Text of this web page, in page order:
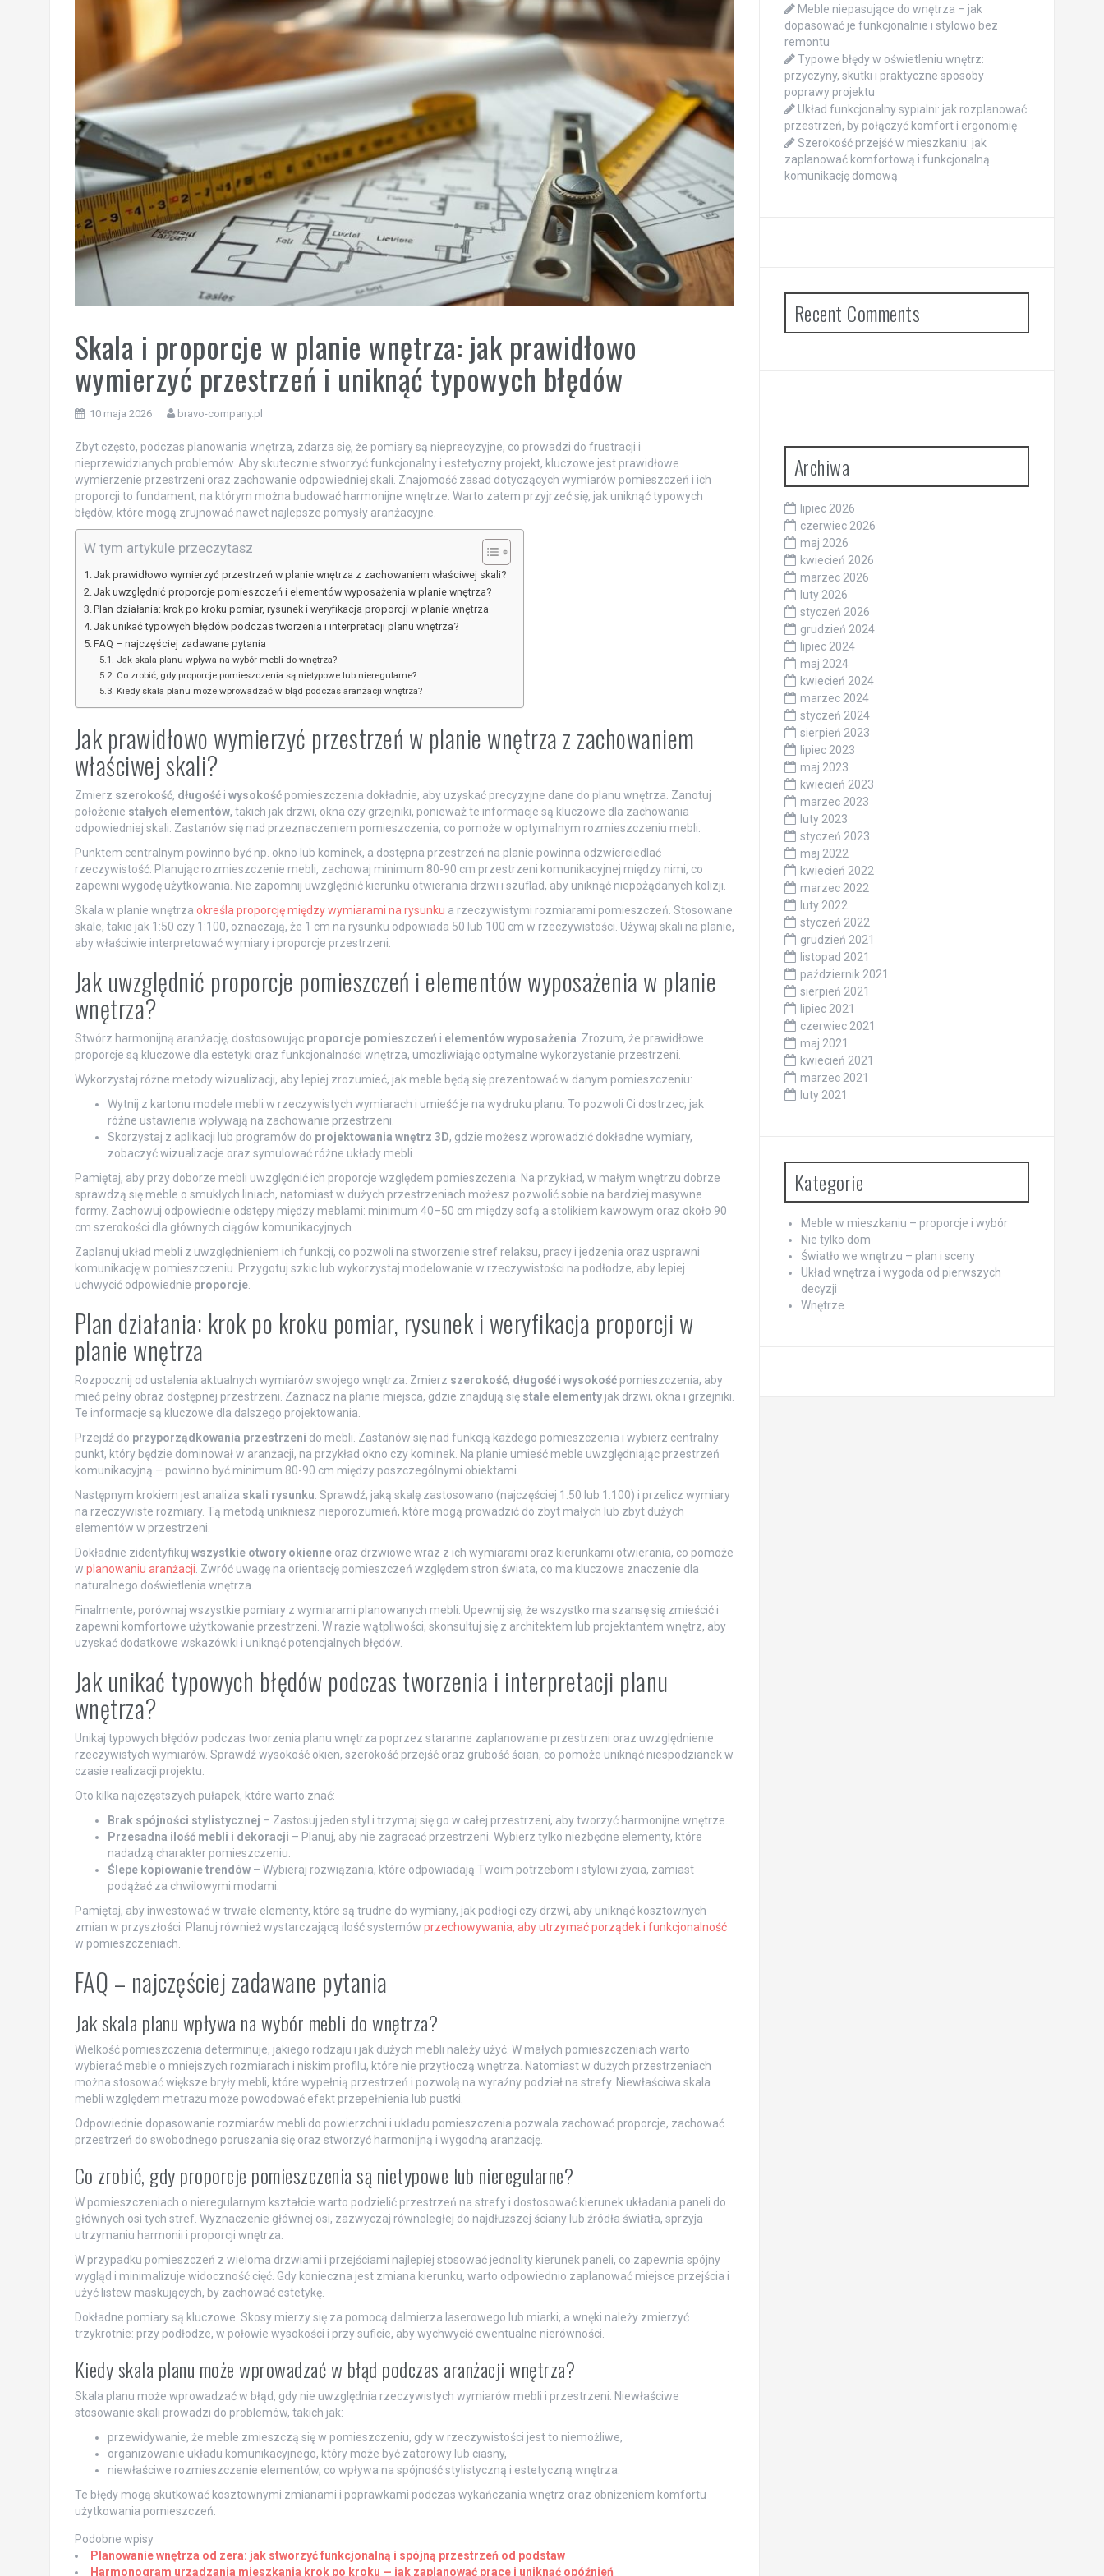
Skala i proporcje w planie wnętrza: jak prawidłowo
wymierzyć przestrzeń i uniknąć typowych błędów
10 maja 2026 bravo-company.pl
Zbyt często, podczas planowania wnętrza, zdarza się, że pomiary są nieprecyzyjne, co prowadzi do frustracji i
nieprzewidzianych problemów. Aby skutecznie stworzyć funkcjonalny i estetyczny projekt, kluczowe jest prawidłowe
wymierzenie przestrzeni oraz zachowanie odpowiedniej skali. Znajomość zasad dotyczących wymiarów pomieszczeń i ich
proporcji to fundament, na którym można budować harmonijne wnętrze. Warto zatem przyjrzeć się, jak uniknąć typowych
błędów, które mogą zrujnować nawet najlepsze pomysły aranżacyjne.
W tym artykule przeczytasz
Jak prawidłowo wymierzyć przestrzeń w planie wnętrza z zachowaniem właściwej skali?
Jak uwzględnić proporcje pomieszczeń i elementów wyposażenia w planie wnętrza?
Plan działania: krok po kroku pomiar, rysunek i weryfikacja proporcji w planie wnętrza
Jak unikać typowych błędów podczas tworzenia i interpretacji planu wnętrza?
FAQ – najczęściej zadawane pytania
Jak skala planu wpływa na wybór mebli do wnętrza?
Co zrobić, gdy proporcje pomieszczenia są nietypowe lub nieregularne?
Kiedy skala planu może wprowadzać w błąd podczas aranżacji wnętrza?
Jak prawidłowo wymierzyć przestrzeń w planie wnętrza z zachowaniem
właściwej skali?
Zmierz szerokość, długośći wysokośćpomieszczenia dokładnie, aby uzyskać precyzyjne dane do planu wnętrza. Zanotuj
położenie stałych elementów, takich jak drzwi, okna czy grzejniki, ponieważ te informacje są kluczowe dla zachowania
odpowiedniej skali. Zastanów się nad przeznaczeniem pomieszczenia, co pomoże w optymalnym rozmieszczeniu mebli.
Punktem centralnym powinno być np. okno lub kominek, a dostępna przestrzeń na planie powinna odzwierciedlać
rzeczywistość. Planując rozmieszczenie mebli, zachowaj minimum 80-90 cm przestrzeni komunikacyjnej między nimi, co
zapewni wygodę użytkowania. Nie zapomnij uwzględnić kierunku otwierania drzwi i szuflad, aby uniknąć niepożądanych kolizji.
Skala w planie wnętrza określa proporcję między wymiarami na rysunku a rzeczywistymi rozmiarami pomieszczeń. Stosowane
skale, takie jak 1:50 czy 1:100, oznaczają, że 1 cm na rysunku odpowiada 50 lub 100 cm w rzeczywistości. Używaj skali na planie,
aby właściwie interpretować wymiary i proporcje przestrzeni.
Jak uwzględnić proporcje pomieszczeń i elementów wyposażenia w planie
wnętrza?
Stwórz harmonijną aranżację, dostosowując proporcje pomieszczeń i elementów wyposażenia . Zrozum, że prawidłowe
proporcje są kluczowe dla estetyki oraz funkcjonalności wnętrza, umożliwiając optymalne wykorzystanie przestrzeni.
Wykorzystaj różne metody wizualizacji, aby lepiej zrozumieć, jak meble będą się prezentować w danym pomieszczeniu:
Wytnij z kartonu modele mebli w rzeczywistych wymiarach i umieść je na wydruku planu. To pozwoli Ci dostrzec, jak
różne ustawienia wpływają na zachowanie przestrzeni.
Skorzystaj z aplikacji lub programów do projektowania wnętrz 3D, gdzie możesz wprowadzić dokładne wymiary,
zobaczyć wizualizacje oraz symulować różne układy mebli.
Pamiętaj, aby przy doborze mebli uwzględnić ich proporcje względem pomieszczenia. Na przykład, w małym wnętrzu dobrze
sprawdzą się meble o smukłych liniach, natomiast w dużych przestrzeniach możesz pozwolić sobie na bardziej masywne
formy. Zachowuj odpowiednie odstępy między meblami: minimum 40–50 cm między sofą a stolikiem kawowym oraz około 90
cm szerokości dla głównych ciągów komunikacyjnych.
Zaplanuj układ mebli z uwzględnieniem ich funkcji, co pozwoli na stworzenie stref relaksu, pracy i jedzenia oraz usprawni
komunikację w pomieszczeniu. Przygotuj szkic lub wykorzystaj modelowanie w rzeczywistości na podłodze, aby lepiej
uchwycić odpowiednie proporcje.
Plan działania: krok po kroku pomiar, rysunek i weryfikacja proporcji w
planie wnętrza
Rozpocznij od ustalenia aktualnych wymiarów swojego wnętrza. Zmierz szerokość, długośći wysokośćpomieszczenia, aby
mieć pełny obraz dostępnej przestrzeni. Zaznacz na planie miejsca, gdzie znajdują się stałe elementyjak drzwi, okna i grzejniki.
Te informacje są kluczowe dla dalszego projektowania.
Przejdź do przyporządkowania przestrzeni do mebli. Zastanów się nad funkcją każdego pomieszczenia i wybierz centralny
punkt, który będzie dominował w aranżacji, na przykład okno czy kominek. Na planie umieść meble uwzględniając przestrzeń
komunikacyjną – powinno być minimum 80-90 cm między poszczególnymi obiektami.
Następnym krokiem jest analiza skali rysunku . Sprawdź, jaką skalę zastosowano (najczęściej 1:50 lub 1:100) i przelicz wymiary
na rzeczywiste rozmiary. Tą metodą unikniesz nieporozumień, które mogą prowadzić do zbyt małych lub zbyt dużych
elementów w przestrzeni.
Dokładnie zidentyfikuj wszystkie otwory okienneoraz drzwiowe wraz z ich wymiarami oraz kierunkami otwierania, co pomoże
w planowaniu aranżacji . Zwróć uwagę na orientację pomieszczeń względem stron świata, co ma kluczowe znaczenie dla
naturalnego doświetlenia wnętrza.
Finalmente, porównaj wszystkie pomiary z wymiarami planowanych mebli. Upewnij się, że wszystko ma szansę się zmieścić i
zapewni komfortowe użytkowanie przestrzeni. W razie wątpliwości, skonsultuj się z architektem lub projektantem wnętrz, aby
uzyskać dodatkowe wskazówki i uniknąć potencjalnych błędów.
Jak unikać typowych błędów podczas tworzenia i interpretacji planu
wnętrza?
Unikaj typowych błędów podczas tworzenia planu wnętrza poprzez staranne zaplanowanie przestrzeni oraz uwzględnienie
rzeczywistych wymiarów. Sprawdź wysokość okien, szerokość przejść oraz grubość ścian, co pomoże uniknąć niespodzianek w
czasie realizacji projektu.
Oto kilka najczęstszych pułapek, które warto znać:
Brak spójności stylistycznej – Zastosuj jeden styl i trzymaj się go w całej przestrzeni, aby tworzyć harmonijne wnętrze.
Przesadna ilość mebli i dekoracji – Planuj, aby nie zagracać przestrzeni. Wybierz tylko niezbędne elementy, które
nadadzą charakter pomieszczeniu.
Ślepe kopiowanie trendów– Wybieraj rozwiązania, które odpowiadają Twoim potrzebom i stylowi życia, zamiast
podążać za chwilowymi modami.
Pamiętaj, aby inwestować w trwałe elementy, które są trudne do wymiany, jak podłogi czy drzwi, aby uniknąć kosztownych
zmian w przyszłości. Planuj również wystarczającą ilość systemów przechowywania, aby utrzymać porządek i funkcjonalność
w pomieszczeniach.
FAQ – najczęściej zadawane pytania
Jak skala planu wpływa na wybór mebli do wnętrza?
Wielkość pomieszczenia determinuje, jakiego rodzaju i jak dużych mebli należy użyć. W małych pomieszczeniach warto
wybierać meble o mniejszych rozmiarach i niskim profilu, które nie przytłoczą wnętrza. Natomiast w dużych przestrzeniach
można stosować większe bryły mebli, które wypełnią przestrzeń i pozwolą na wyraźny podział na strefy. Niewłaściwa skala
mebli względem metrażu może powodować efekt przepełnienia lub pustki.
Odpowiednie dopasowanie rozmiarów mebli do powierzchni i układu pomieszczenia pozwala zachować proporcje, zachować
przestrzeń do swobodnego poruszania się oraz stworzyć harmonijną i wygodną aranżację.
Co zrobić, gdy proporcje pomieszczenia są nietypowe lub nieregularne?
W pomieszczeniach o nieregularnym kształcie warto podzielić przestrzeń na strefy i dostosować kierunek układania paneli do
głównych osi tych stref. Wyznaczenie głównej osi, zazwyczaj równoległej do najdłuższej ściany lub źródła światła, sprzyja
utrzymaniu harmonii i proporcji wnętrza.
W przypadku pomieszczeń z wieloma drzwiami i przejściami najlepiej stosować jednolity kierunek paneli, co zapewnia spójny
wygląd i minimalizuje widoczność cięć. Gdy konieczna jest zmiana kierunku, warto odpowiednio zaplanować miejsce przejścia i
użyć listew maskujących, by zachować estetykę.
Dokładne pomiary są kluczowe. Skosy mierzy się za pomocą dalmierza laserowego lub miarki, a wnęki należy zmierzyć
trzykrotnie: przy podłodze, w połowie wysokości i przy suficie, aby wychwycić ewentualne nierówności.
Kiedy skala planu może wprowadzać w błąd podczas aranżacji wnętrza?
Skala planu może wprowadzać w błąd, gdy nie uwzględnia rzeczywistych wymiarów mebli i przestrzeni. Niewłaściwe
stosowanie skali prowadzi do problemów, takich jak:
przewidywanie, że meble zmieszczą się w pomieszczeniu, gdy w rzeczywistości jest to niemożliwe,
organizowanie układu komunikacyjnego, który może być zatorowy lub ciasny,
niewłaściwe rozmieszczenie elementów, co wpływa na spójność stylistyczną i estetyczną wnętrza.
Te błędy mogą skutkować kosztownymi zmianami i poprawkami podczas wykańczania wnętrz oraz obniżeniem komfortu
użytkowania pomieszczeń.
Podobne wpisy
Planowanie wnętrza od zera: jak stworzyć funkcjonalną i spójną przestrzeń od podstaw
Harmonogram urządzania mieszkania krok po kroku — jak zaplanować prace i uniknąć opóźnień
Meble niepasujące do wnętrza – jak
dopasować je funkcjonalnie i stylowo bez
remontu
Typowe błędy w oświetleniu wnętrz:
przyczyny, skutki i praktyczne sposoby
poprawy projektu
Układ funkcjonalny sypialni: jak rozplanować
przestrzeń, by połączyć komfort i ergonomię
Szerokość przejść w mieszkaniu: jak
zaplanować komfortową i funkcjonalną
komunikację domową
Recent Comments
Archiwa
lipiec 2026
czerwiec 2026
maj 2026
kwiecień 2026
marzec 2026
luty 2026
styczeń 2026
grudzień 2024
lipiec 2024
maj 2024
kwiecień 2024
marzec 2024
styczeń 2024
sierpień 2023
lipiec 2023
maj 2023
kwiecień 2023
marzec 2023
luty 2023
styczeń 2023
maj 2022
kwiecień 2022
marzec 2022
luty 2022
styczeń 2022
grudzień 2021
listopad 2021
październik 2021
sierpień 2021
lipiec 2021
czerwiec 2021
maj 2021
kwiecień 2021
marzec 2021
luty 2021
Kategorie
Meble w mieszkaniu – proporcje i wybór
Nie tylko dom
Światło we wnętrzu – plan i sceny
Układ wnętrza i wygoda od pierwszych
decyzji
Wnętrze